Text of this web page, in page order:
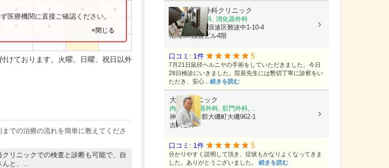
医療機関に直接ご確認ください。
×閉じる
けております。火曜、日曜、祝日以外
での治療の流れを簡単に教えてくださ
リニックでの検査と診断も可能で、自
んと、…
なんば坂本外科クリニック
外科, 血管外科, 消化器外科
大阪府大阪市浪速区難波中1-10-4
南海SK難波ビル4階
口コミ: 1件 5
7月21日鼠径ヘルニヤの手術をしていただきました。今日
28日検診にいきました。院長先生には懇切丁寧に診察をい
ただき、安心... 続きを読む
大谷クリニック
内科, 消化器外科, 肛門外科, ...
神奈川県中郡大磯町大磯962-1
吉川ビル
口コミ: 1件 5
分かりやすく説明して頂き、症状もかなりよくなってきま
した。ありがとうございました。 続きを読む